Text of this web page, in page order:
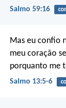
Salmo 59:16
Mas eu confio
meu coração
porquanto me
Salmo 13:5-6